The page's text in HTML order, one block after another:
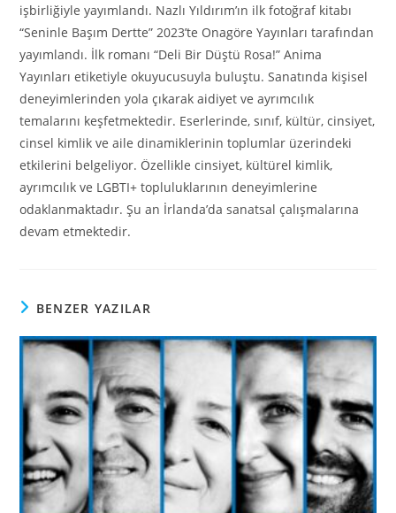
işbirliğiyle yayımlandı. Nazlı Yıldırım’ın ilk fotoğraf kitabı
“Seninle Başım Dertte” 2023’te Onagöre Yayınları tarafından
yayımlandı. İlk romanı “Deli Bir Düştü Rosa!” Anima
Yayınları etiketiyle okuyucusuyla buluştu. Sanatında kişisel
deneyimlerinden yola çıkarak aidiyet ve ayrımcılık
temalarını keşfetmektedir. Eserlerinde, sınıf, kültür, cinsiyet,
cinsel kimlik ve aile dinamiklerinin toplumlar üzerindeki
etkilerini belgeliyor. Özellikle cinsiyet, kültürel kimlik,
ayrımcılık ve LGBTI+ topluluklarının deneyimlerine
odaklanmaktadır. Şu an İrlanda’da sanatsal çalışmalarına
devam etmektedir.
BENZER YAZILAR